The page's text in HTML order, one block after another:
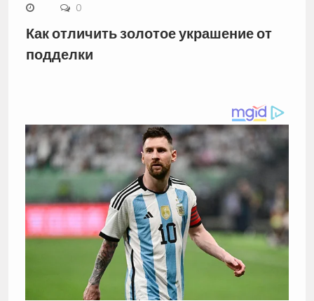
0
Как отличить золотое украшение от
подделки